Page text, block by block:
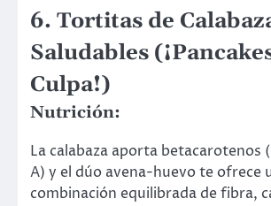
6. Tortitas de
Saludables
Culpa!)
Nutrición:
La calabaza aporta betacarotenos
A) y el dúo avena-huevo te ofrece
combinación equilibrada de fibra,